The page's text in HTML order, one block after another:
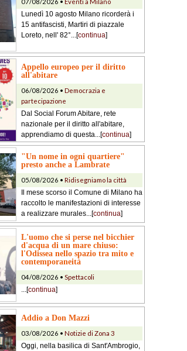
07/08/2026 • Eventi a Milano
Lunedì 10 agosto Milano ricorderà i
15 antifascisti, Martiri di piazzale
Loreto, nell' 82°...[continua]
Appello europeo per il diritto
all'abitare
06/08/2026 • Democrazia e
partecipazione
Dal Social Forum Abitare, rete
nazionale per il diritto all'abitare,
apprendiamo di questa...[continua]
"Un nome in ogni quartiere"
presto anche a Lambrate
05/08/2026 • Ridisegniamo la città
Il mese scorso il Comune di Milano ha
raccolto le manifestazioni di interesse
a realizzare murales...[continua]
L'uomo che si perse nel bicchier
d'acqua di un mare chiuso:
l'Odissea nello spazio tra mito e
contemporaneità
04/08/2026 • Spettacoli
...[continua]
Addio a Don Mazzi
03/08/2026 • Notizie di Zona 3
Oggi, nella basilica di Sant'Ambrogio,